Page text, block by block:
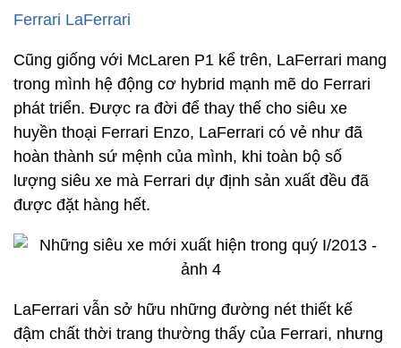
Ferrari LaFerrari
Cũng giống với McLaren P1 kể trên, LaFerrari mang
trong mình hệ động cơ hybrid mạnh mẽ do Ferrari
phát triển. Được ra đời để thay thế cho siêu xe
huyền thoại Ferrari Enzo, LaFerrari có vẻ như đã
hoàn thành sứ mệnh của mình, khi toàn bộ số
lượng siêu xe mà Ferrari dự định sản xuất đều đã
được đặt hàng hết.
LaFerrari vẫn sở hữu những đường nét thiết kế
đậm chất thời trang thường thấy của Ferrari, nhưng